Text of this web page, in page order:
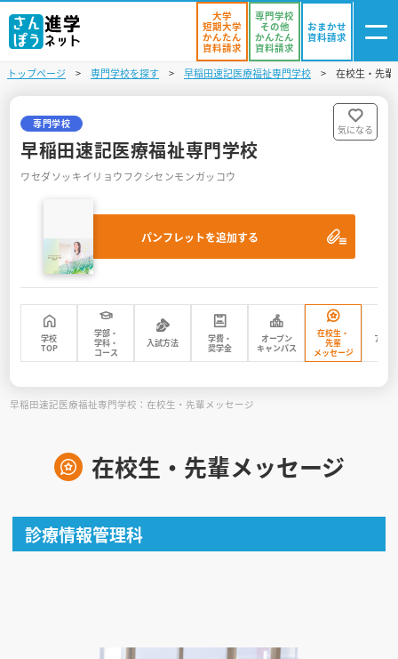
資料リスト
進学イベント
入試・受験入門
お役立ち情報
校内オンラインガイダンス
大学
短期大学
かんたん
資料請求
専門学校
その他
かんたん
資料請求
おまかせ
資料請求
トップページ 専門学校を探す 早稲田速記医療福祉専門学校 在校生・先輩
専門学校
早稲田速記医療福祉専門学校
ワセダソッキイリョウフクシセンモンガッコウ
パンフレットを追加する
気になる
学校
TOP
学部・
学科・
コース
入試方法
学費・
奨学金
オープン
キャンパス
在校生・
先輩
メッセージ
アク
早稲田速記医療福祉専門学校：在校生・先輩メッセージ
在校生・先輩メッセージ
診療情報管理科